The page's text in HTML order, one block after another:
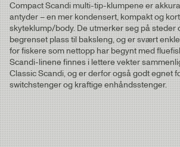
Compact Scandi multi-tip-klumpene er
antyder – en mer kondensert, kompakt og
skyteklump/body. De utmerker seg på steder
begrenset plass til baksleng, og er svært
for fiskere som nettopp har begynt med
Scandi-linene finnes i lettere vekter
Classic Scandi, og er derfor også godt egnet
switchstenger og kraftige enhåndsstenger.